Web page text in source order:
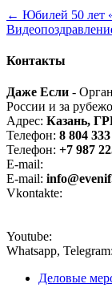
← Юбилей 50 лет
Контакты
Даже Если -
России и за
Адрес: Казань,
Телефон: 8 804
Телефон: +7 987
E-mail:
E-mail:
Vkontakte:
Youtube:
Whatsapp, Telegram:
Деловые